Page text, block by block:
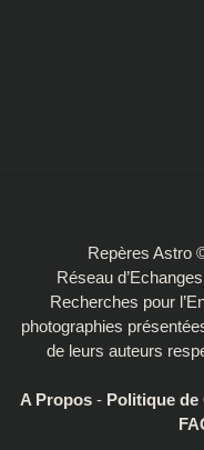
Repères Astro
Réseau
Recherches pour
photographies
de leurs auteurs
A Propos - Politique